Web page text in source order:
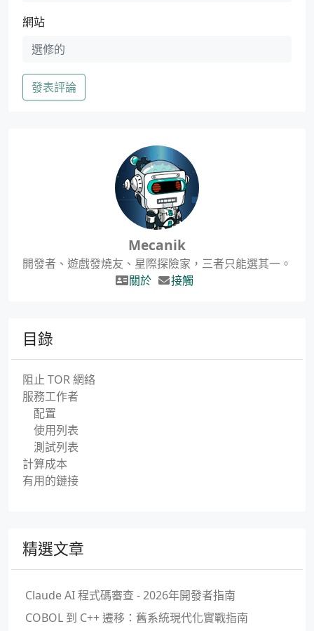
網站
發表評論
Mecanik
開發者、遊戲發燒友、星際探險家，三者只能選其一。
關於
接觸
目錄
阻止 TOR 網絡
服務工作者
配置
使用列表
測試列表
計算成本
有用的鏈接
精選文章
Claude AI 程式碼審查 - 2026年開發者指南
COBOL 到 C++ 遷移：舊系統現代化實戰指南